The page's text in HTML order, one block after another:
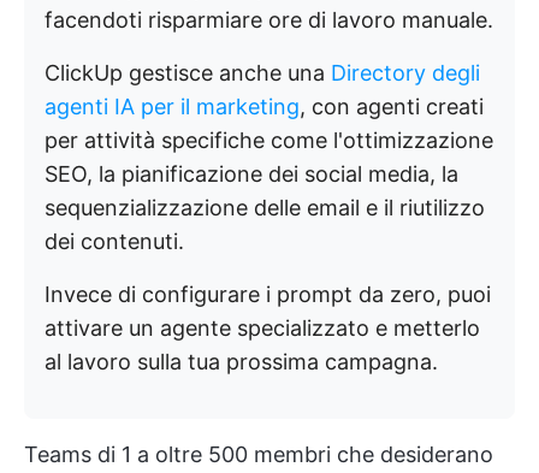
facendoti risparmiare ore di lavoro manuale.
ClickUp gestisce anche una Directory degli
agenti IA per il marketing, con agenti creati
per attività specifiche come l'ottimizzazione
SEO, la pianificazione dei social media, la
sequenzializzazione delle email e il riutilizzo
dei contenuti.
Invece di configurare i prompt da zero, puoi
attivare un agente specializzato e metterlo
al lavoro sulla tua prossima campagna.
Teams di 1 a oltre 500 membri che desiderano